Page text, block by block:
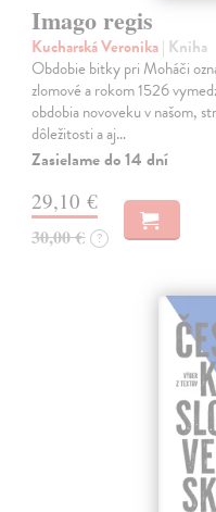
Imago regis
Kucharská Veronika| Kniha
Obdobie bitky pri Moháči
zlomové a rokom 1526
obdobia novoveku v našom,
dôležitosti a aj…
Zasielame do 14 dní
29,10 €
30,00 € ?